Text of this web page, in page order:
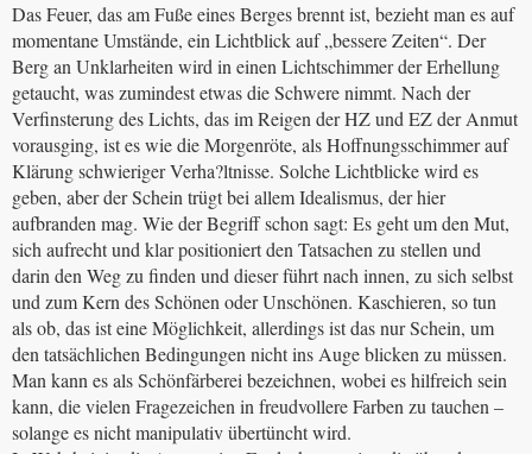
Das Feuer, das am Fuße eines Berges brennt ist, bezieht man es auf
momentane Umstände, ein Lichtblick auf „bessere Zeiten“. Der
Berg an Unklarheiten wird in einen Lichtschimmer der Erhellung
getaucht, was zumindest etwas die Schwere nimmt. Nach der
Verfinsterung des Lichts, das im Reigen der HZ und EZ der Anmut
vorausging, ist es wie die Morgenröte, als Hoffnungsschimmer auf
Klärung schwieriger Verha?ltnisse. Solche Lichtblicke wird es
geben, aber der Schein trügt bei allem Idealismus, der hier
aufbranden mag. Wie der Begriff schon sagt: Es geht um den Mut,
sich aufrecht und klar positioniert den Tatsachen zu stellen und
darin den Weg zu finden und dieser führt nach innen, zu sich selbst
und zum Kern des Schönen oder Unschönen. Kaschieren, so tun
als ob, das ist eine Möglichkeit, allerdings ist das nur Schein, um
den tatsächlichen Bedingungen nicht ins Auge blicken zu müssen.
Man kann es als Schönfärberei bezeichnen, wobei es hilfreich sein
kann, die vielen Fragezeichen in freudvollere Farben zu tauchen –
solange es nicht manipulativ übertüncht wird.